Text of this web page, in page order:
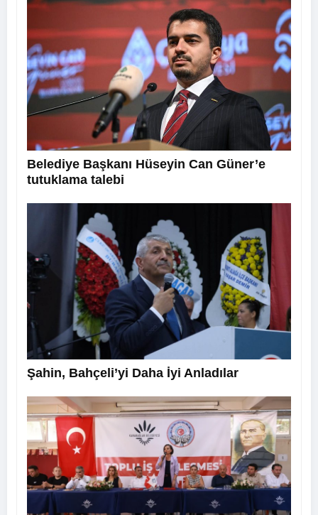
Belediye Başkanı Hüseyin Can Güner’e
tutuklama talebi
Şahin, Bahçeli’yi Daha İyi Anladılar